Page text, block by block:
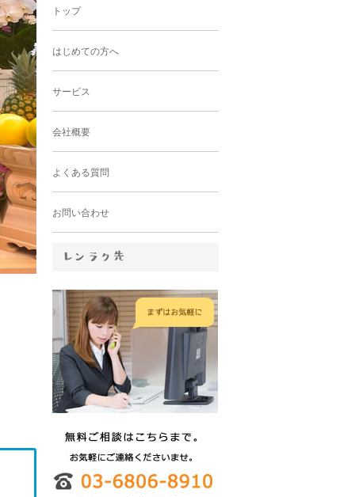
トップ
はじめての方へ
サービス
会社概要
よくある質問
お問い合わせ